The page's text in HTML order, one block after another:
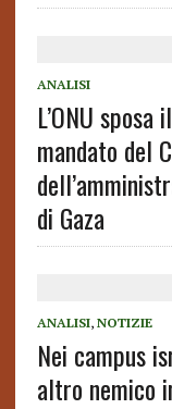
ANALISI
L’ONU
mandato del
di Gaza
ANALISI, NOTIZIE
Nei campus
altro nemico